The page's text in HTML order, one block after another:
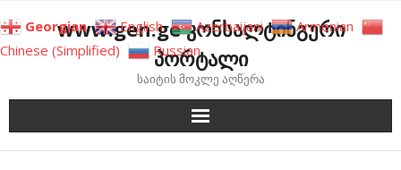
to
content
www.gen.ge კონსალტინგური
პორტალი
საიტის მოკლე აღწერა
Georgian English Azerbaijani
Armenian
Chinese (Simplified)
Russian